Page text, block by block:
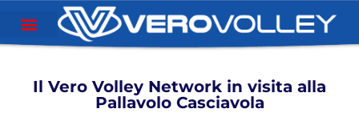
Il Vero Volley Network in visita alla
Pallavolo Casciavola